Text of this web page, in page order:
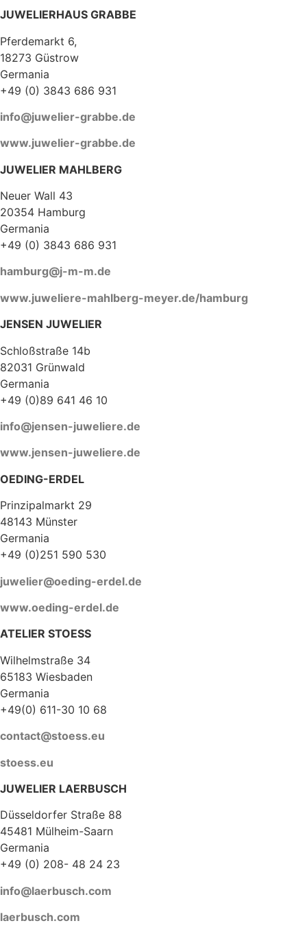
JUWELIERHAUS GRABBE
Pferdemarkt 6,
18273 Güstrow
Germania
+49 (0) 3843 686 931
info@juwelier-grabbe.de
www.juwelier-grabbe.de
JUWELIER MAHLBERG
Neuer Wall 43
20354 Hamburg
Germania
+49 (0) 3843 686 931
hamburg@j-m-m.de
www.juweliere-mahlberg-meyer.de/hamburg
JENSEN JUWELIER
Schloßstraße 14b
82031 Grünwald
Germania
+49 (0)89 641 46 10
info@jensen-juweliere.de
www.jensen-juweliere.de
OEDING-ERDEL
Prinzipalmarkt 29
48143 Münster
Germania
+49 (0)251 590 530
juwelier@oeding-erdel.de
www.oeding-erdel.de
ATELIER STOESS
Wilhelmstraße 34
65183 Wiesbaden
Germania
+49(0) 611-30 10 68
contact@stoess.eu
stoess.eu
JUWELIER LAERBUSCH
Düsseldorfer Straße 88
45481 Mülheim-Saarn
Germania
+49 (0) 208- 48 24 23
info@laerbusch.com
laerbusch.com